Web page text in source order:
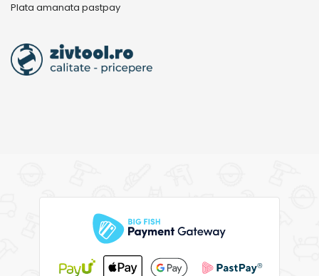
Plata amanata pastpay